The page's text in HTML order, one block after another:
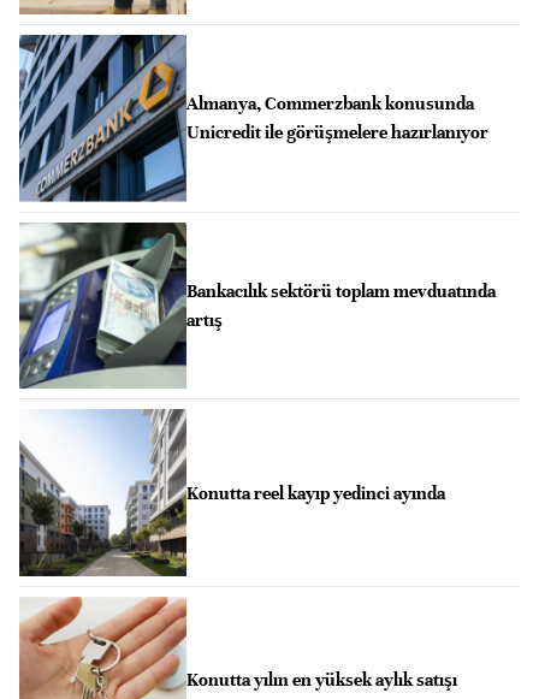
Almanya, Commerzbank konusunda
Unicredit ile görüşmelere hazırlanıyor
Bankacılık sektörü toplam mevduatında
artış
Konutta reel kayıp yedinci ayında
Konutta yılın en yüksek aylık satışı